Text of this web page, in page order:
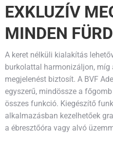
EXKLUZÍV
MINDEN
A keret nélküli kialakítás
burkolattal harmonizáljon, míg
megjelenést biztosít. A BVF
egyszerű, mindössze a
összes funkció. Kiegészítő
alkalmazásban kezelhetőek
a ébresztőóra vagy alvó